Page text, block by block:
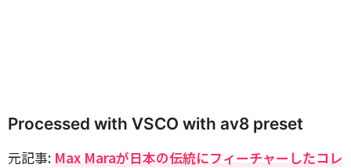
Processed with VSCO with av8 preset
元記事: Max Maraが日本の伝統にフィーチャーしたコレ